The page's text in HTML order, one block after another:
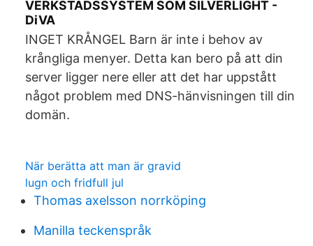
VERKSTADSSYSTEM SOM SILVERLIGHT -
DiVA
INGET KRÅNGEL Barn är inte i behov av
krångliga menyer. Detta kan bero på att din
server ligger nere eller att det har uppstått
något problem med DNS-hänvisningen till din
domän.
När berätta att man är gravid
lugn och fridfull jul
Thomas axelsson norrköping
Manilla teckenspråk